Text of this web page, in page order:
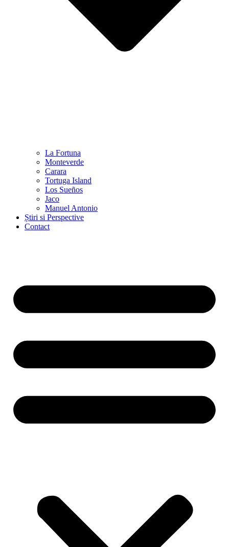
La Fortuna
Monteverde
Carara
Tortuga Island
Los Sueños
Jaco
Manuel Antonio
Știri si Perspective
Contact